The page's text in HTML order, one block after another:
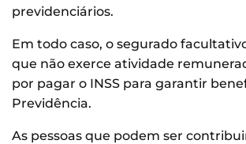
previdenciários.
Em todo caso, o segurado
que não exerce atividade
por pagar o INSS para garantir
Previdência.
As pessoas que podem ser